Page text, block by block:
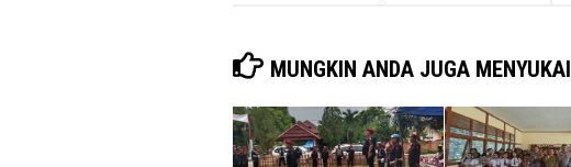
MUNGKIN ANDA JUGA MENYUKAI